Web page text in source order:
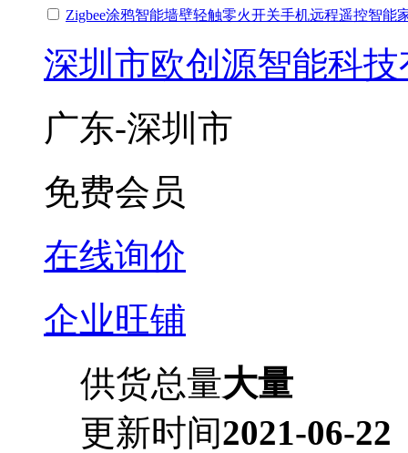
Zigbee涂鸦智能墙壁轻触零火开关手机远程遥控智能
深圳市欧创源智能科
广东-深圳市
免费会员
在线询价
企业旺铺
供货总量大量
更新时间2021-06-22